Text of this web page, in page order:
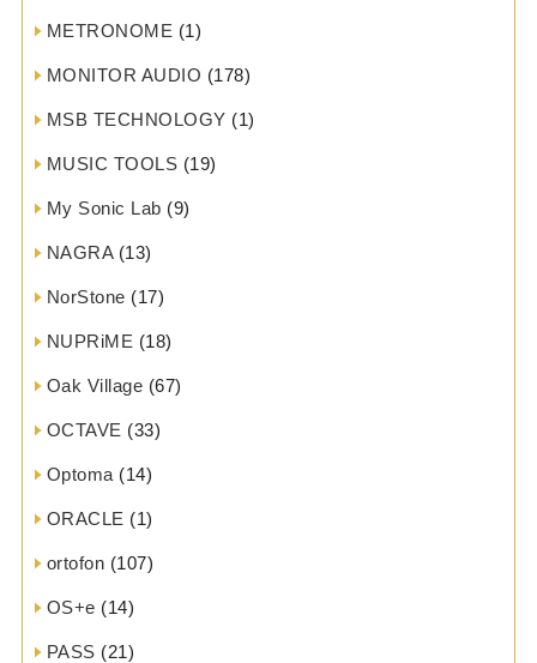
METRONOME (1)
MONITOR AUDIO (178)
MSB TECHNOLOGY (1)
MUSIC TOOLS (19)
My Sonic Lab (9)
NAGRA(13)
NorStone (17)
NUPRiME (18)
Oak Village (67)
OCTAVE (33)
Optoma (14)
ORACLE (1)
ortofon (107)
OS+e (14)
PASS (21)